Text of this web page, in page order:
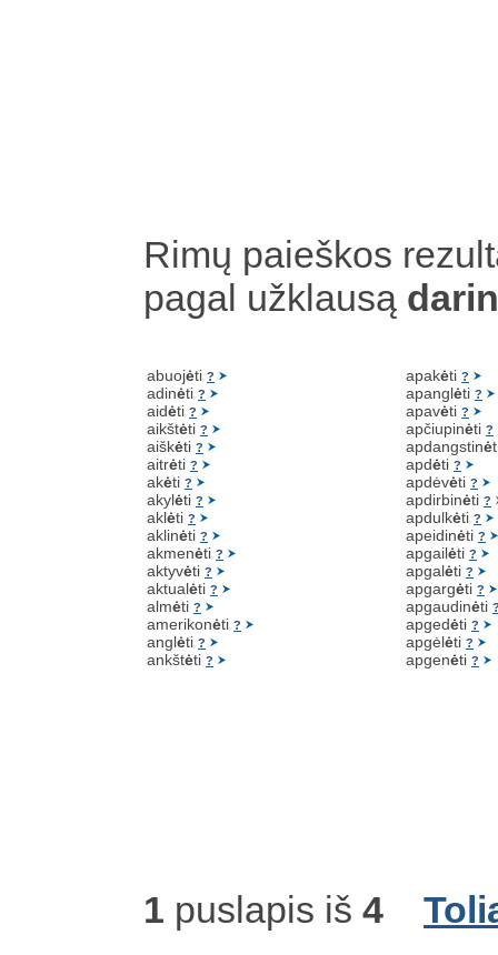
Rimų paieškos
pagal užklausą darin
abuojėti ?
adinėti ?
aidėti ?
aikštėti ?
aiškėti ?
aitrėti ?
akėti ?
akylėti ?
aklėti ?
aklinėti ?
akmenėti ?
aktyvėti ?
aktualėti ?
almėti ?
amerikonėti ?
anglėti ?
ankštėti ?
apakėti ?
apanglėti ?
apavėti ?
apčiupinėti ?
apdangstinė
apdėti ?
apdėvėti ?
apdirbinėti ?
apdulkėti ?
apeidinėti ?
apgailėti ?
apgalėti ?
apgargėti ?
apgaudinėti
apgedėti ?
apgėlėti ?
apgenėti ?
1 puslapis iš 4